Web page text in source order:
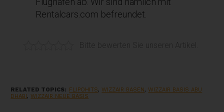
Rentalcars.com befreundet.
RELATED TOPICS: FLIPOHITS,WIZZAIR BASEN ,WIZZAIR BASIS ABU
DHABI ,WIZZAIR NEUE BASIS